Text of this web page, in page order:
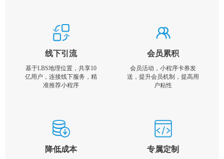
线下引流
基于LBS地理位置，共享10
亿用户，连接线下服务，精
准推荐小程序
会员累积
会员活动，小程序卡券发
送，提升会员机制，提高用
户粘性
降低成本 专属定制